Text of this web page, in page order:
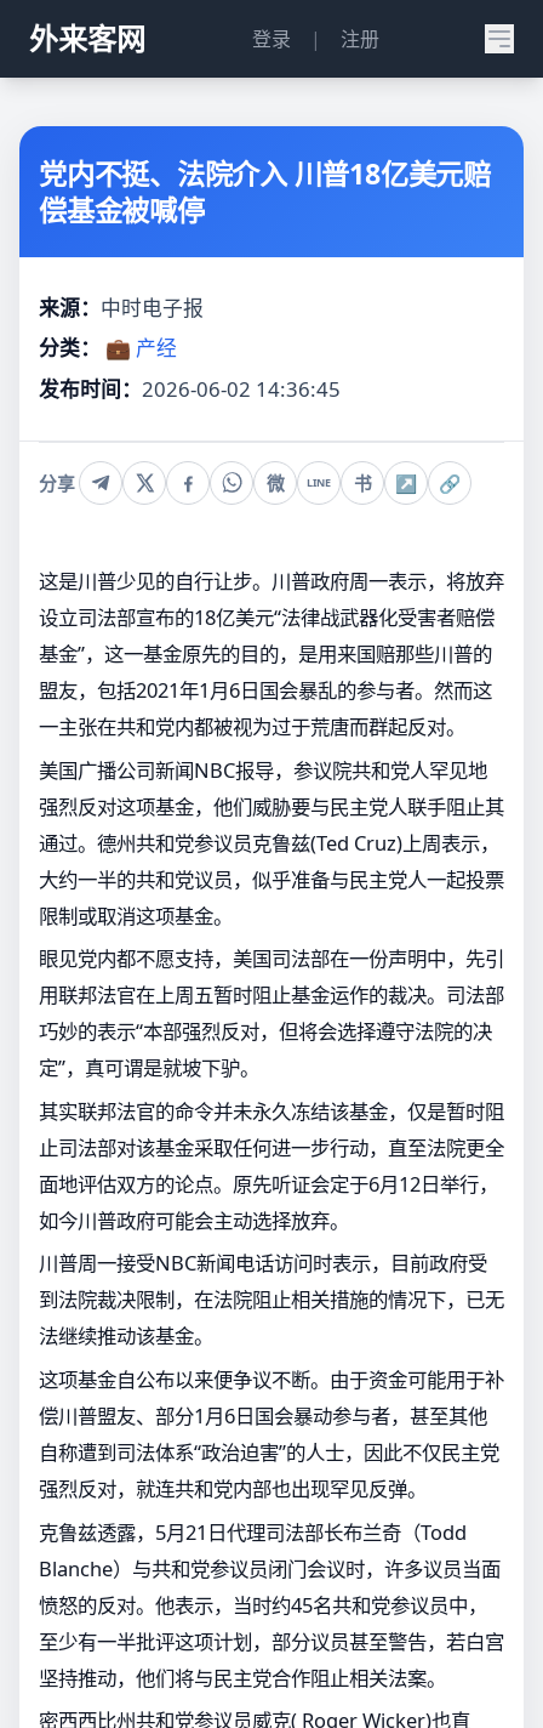
外来客网 登录 | 注册
党内不挺、法院介入 川普18亿美元赔
偿基金被喊停
来源： 中时电子报
分类：
💼 产经
发布时间： 2026-06-02 14:36:45
分享 微 LINE 书 ↗ 🔗
这是川普少见的自行让步。川普政府周一表示，将放弃
设立司法部宣布的18亿美元“法律战武器化受害者赔偿
基金”，这一基金原先的目的，是用来国赔那些川普的
盟友，包括2021年1月6日国会暴乱的参与者。然而这
一主张在共和党内都被视为过于荒唐而群起反对。
美国广播公司新闻NBC报导，参议院共和党人罕见地
强烈反对这项基金，他们威胁要与民主党人联手阻止其
通过。德州共和党参议员克鲁兹(Ted Cruz)上周表示，
大约一半的共和党议员，似乎准备与民主党人一起投票
限制或取消这项基金。
眼见党内都不愿支持，美国司法部在一份声明中，先引
用联邦法官在上周五暂时阻止基金运作的裁决。司法部
巧妙的表示“本部强烈反对，但将会选择遵守法院的决
定”，真可谓是就坡下驴。
其实联邦法官的命令并未永久冻结该基金，仅是暂时阻
止司法部对该基金采取任何进一步行动，直至法院更全
面地评估双方的论点。原先听证会定于6月12日举行，
如今川普政府可能会主动选择放弃。
川普周一接受NBC新闻电话访问时表示，目前政府受
到法院裁决限制，在法院阻止相关措施的情况下，已无
法继续推动该基金。
这项基金自公布以来便争议不断。由于资金可能用于补
偿川普盟友、部分1月6日国会暴动参与者，甚至其他
自称遭到司法体系“政治迫害”的人士，因此不仅民主党
强烈反对，就连共和党内部也出现罕见反弹。
克鲁兹透露，5月21日代理司法部长布兰奇（Todd
Blanche）与共和党参议员闭门会议时，许多议员当面
愤怒的反对。他表示，当时约45名共和党参议员中，
至少有一半批评这项计划，部分议员甚至警告，若白宫
坚持推动，他们将与民主党合作阻止相关法案。
密西西比州共和党参议员威克( Roger Wicker)也直